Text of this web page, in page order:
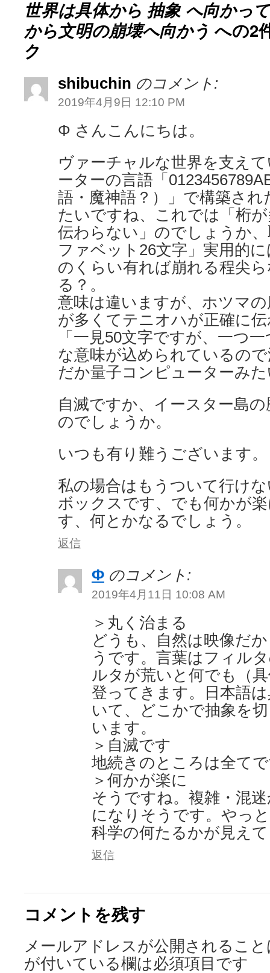
世界は具体から 抽象 へ向かっ
から文明の崩壊へ向かう への2
ク
shibuchin のコメント:
2019年4月9日 12:10 PM
Φ さんこんにちは。
ヴァーチャルな世界を支え
ーターの言語「
語・魔神語？）」で構築さ
たいですね、これでは「桁
伝わらない」のでしょうか
ファベット26文字」実用的
のくらい有れば崩れる程尖
る？。
意味は違いますが、ホツマ
が多くてテニオハが正確に
「一見50文字ですが、一つ
な意味が込められているの
だか量子コンピューターみ
自滅ですか、イースター島
のでしょうか。
いつも有り難うございます。
私の場合はもうついて行け
ボックスです、でも何かが
す、何とかなるでしょう。
返信
Φ のコメント:
2019年4月11日 10:08 AM
＞丸く治まる
どうも、自然は映像だ
うです。言葉はフィル
ルタが荒いと何でも（
登ってきます。日本語
いて、どこかで抽象を
います。
＞自滅です
地続きのところは全て
＞何かが楽に
そうですね。複雑・混
になりそうです。やっ
科学の何たるかが見え
返信
コメントを残す
メールアドレスが公開されるこ
が付いている欄は必須項目です